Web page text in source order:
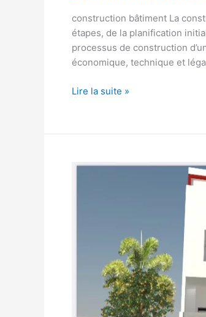
construction bâtiment La
étapes, de la planification
processus de construction
économique, technique et
Lire la suite »
construction